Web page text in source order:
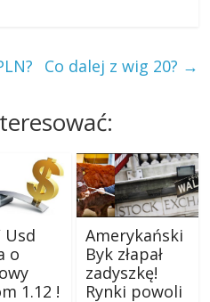
Co dalej z wig 20? →
Usd
o
1.12 !
Amerykański
Byk złapał
zadyszkę!
Rynki powoli